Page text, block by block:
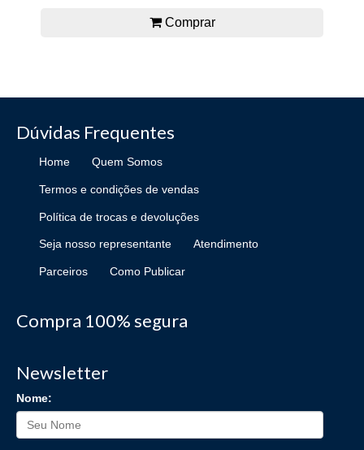
Comprar
Dúvidas Frequentes
Home Quem Somos
Termos e condições de vendas
Política de trocas e devoluções
Seja nosso representante Atendimento
Parceiros Como Publicar
Compra 100% segura
Newsletter
Nome: